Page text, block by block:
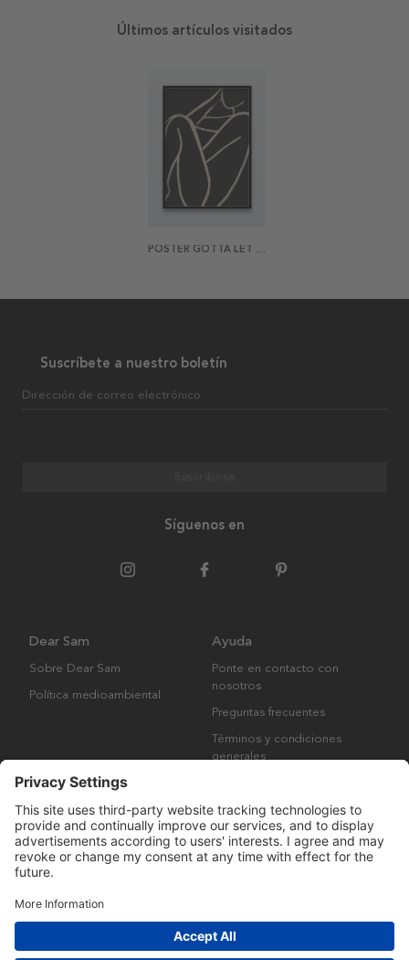
Últimos artículos visitados
POSTER GOTTA LET YOU GO
Suscríbete a nuestro boletín
Dirección de correo electrónico
Síguenos en
Dear Sam
Sobre Dear Sam
Política medioambiental
Ayuda
Ponte en contacto con
nosotros
Preguntas frecuentes
Términos y condiciones
generales
Derechos de autor © Many Brands AB 2023. Todos los derechos